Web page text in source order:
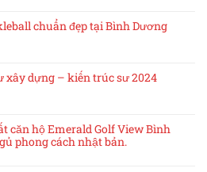
chuẩn đẹp tại Bình Dương
xây dựng – kiến trúc sư 2024
căn hộ Emerald Golf View Bình
phong cách nhật bản.